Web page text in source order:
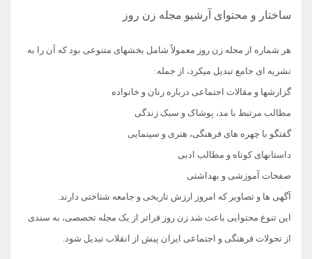
ساختار و محتوای آرشیو مجله زن روز
هر شماره از مجله زن روز معمولاً شامل بخشهای متنوعی بود که آن را به
نشریه ای جامع تبدیل میکرد، از جمله:
گزارشها و مقالات اجتماعی درباره زنان و خانواده
مطالب مرتبط با مد، پوشاک و سبک زندگی
گفتگو با چهره های فرهنگی، هنری و سینمایی
داستانهای کوتاه و مطالب ادبی
صفحات آموزشی و بهداشتی
آگهی ها و تصاویر که امروز ارزش تاریخی و جامعه شناختی دارند.
این تنوع محتوایی باعث شد زن روز فراتر از یک مجله تخصصی، به سندی
از تحولات فرهنگی و اجتماعی ایران پیش از انقلاب تبدیل شود.